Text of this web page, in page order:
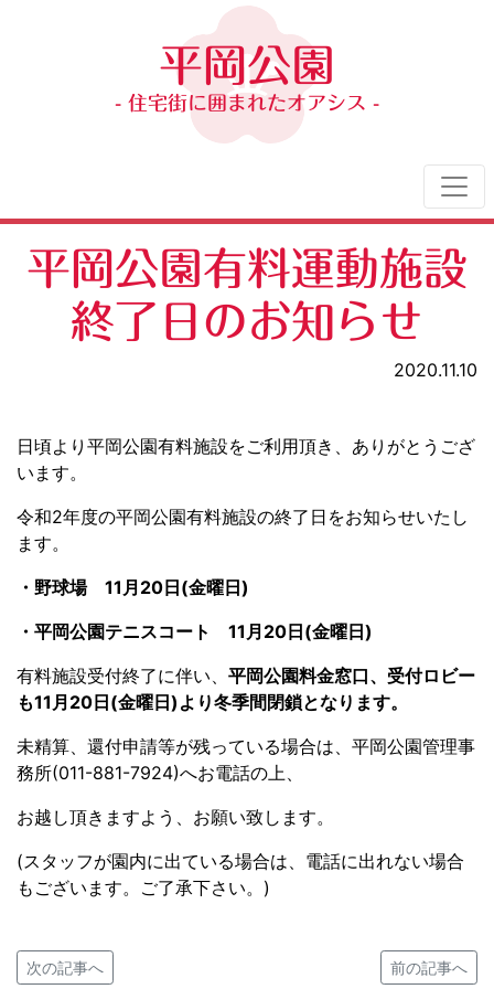
平岡公園
- 住宅街に囲まれたオアシス -
平岡公園有料運動施設
終了日のお知らせ
2020.11.10
日頃より平岡公園有料施設をご利用頂き、ありがとうござ
います。
令和2年度の平岡公園有料施設の終了日をお知らせいたし
ます。
・野球場 11月20日(金曜日)
・平岡公園テニスコート 11月20日(金曜日)
有料施設受付終了に伴い、 平岡公園料金窓口、受付ロビー
も11月20日(金曜日)より冬季間閉鎖となります。
未精算、還付申請等が残っている場合は、平岡公園管理事
務所(011-881-7924)へお電話の上、
お越し頂きますよう、お願い致します。
(スタッフが園内に出ている場合は、電話に出れない場合
もございます。ご了承下さい。)
次の記事へ 前の記事へ